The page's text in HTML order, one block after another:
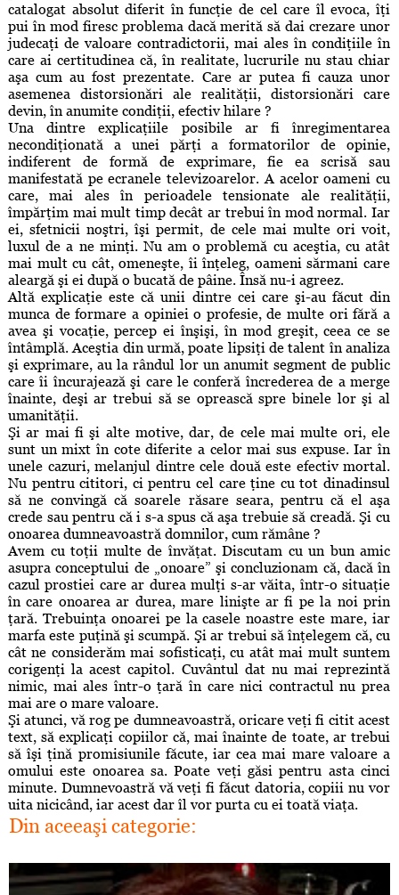
catalogat absolut diferit în funcţie de cel care îl evoca, îţi
pui în mod firesc problema dacă merită să dai crezare unor
judecaţi de valoare contradictorii, mai ales în condiţiile în
care ai certitudinea că, în realitate, lucrurile nu stau chiar
aşa cum au fost prezentate. Care ar putea fi cauza unor
asemenea distorsionări ale realităţii, distorsionări care
devin, în anumite condiţii, efectiv hilare ?
Una dintre explicaţiile posibile ar fi înregimentarea
necondiţionată a unei părţi a formatorilor de opinie,
indiferent de formă de exprimare, fie ea scrisă sau
manifestată pe ecranele televizoarelor. A acelor oameni cu
care, mai ales în perioadele tensionate ale realităţii,
împărţim mai mult timp decât ar trebui în mod normal. Iar
ei, sfetnicii noştri, îşi permit, de cele mai multe ori voit,
luxul de a ne minţi. Nu am o problemă cu aceştia, cu atât
mai mult cu cât, omeneşte, îi înţeleg, oameni sărmani care
aleargă şi ei după o bucată de pâine. Însă nu-i agreez.
Altă explicaţie este că unii dintre cei care şi-au făcut din
munca de formare a opiniei o profesie, de multe ori fără a
avea şi vocaţie, percep ei înşişi, în mod greşit, ceea ce se
întâmplă. Aceştia din urmă, poate lipsiţi de talent în analiza
şi exprimare, au la rândul lor un anumit segment de public
care îi încurajează şi care le conferă încrederea de a merge
înainte, deşi ar trebui să se oprească spre binele lor şi al
umanităţii.
Şi ar mai fi şi alte motive, dar, de cele mai multe ori, ele
sunt un mixt în cote diferite a celor mai sus expuse. Iar în
unele cazuri, melanjul dintre cele două este efectiv mortal.
Nu pentru cititori, ci pentru cel care ţine cu tot dinadinsul
să ne convingă că soarele răsare seara, pentru că el aşa
crede sau pentru că i s-a spus că aşa trebuie să creadă. Şi cu
onoarea dumneavoastră domnilor, cum rămâne ?
Avem cu toţii multe de învăţat. Discutam cu un bun amic
asupra conceptului de „onoare” şi concluzionam că, dacă în
cazul prostiei care ar durea mulţi s-ar văita, într-o situaţie
în care onoarea ar durea, mare linişte ar fi pe la noi prin
ţară. Trebuinţa onoarei pe la casele noastre este mare, iar
marfa este puţină şi scumpă. Şi ar trebui să înţelegem că, cu
cât ne considerăm mai sofisticaţi, cu atât mai mult suntem
corigenţi la acest capitol. Cuvântul dat nu mai reprezintă
nimic, mai ales într-o ţară în care nici contractul nu prea
mai are o mare valoare.
Şi atunci, vă rog pe dumneavoastră, oricare veţi fi citit acest
text, să explicaţi copiilor că, mai înainte de toate, ar trebui
să îşi ţină promisiunile făcute, iar cea mai mare valoare a
omului este onoarea sa. Poate veţi găsi pentru asta cinci
minute. Dumnevoastră vă veţi fi făcut datoria, copiii nu vor
uita nicicând, iar acest dar îl vor purta cu ei toată viaţa.
Din aceeaşi categorie: